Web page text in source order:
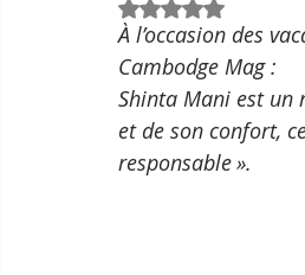
Noté NaN étoiles
À l’occasion des
Cambodge Mag :
Shinta Mani est un
et de son confort,
responsable ».